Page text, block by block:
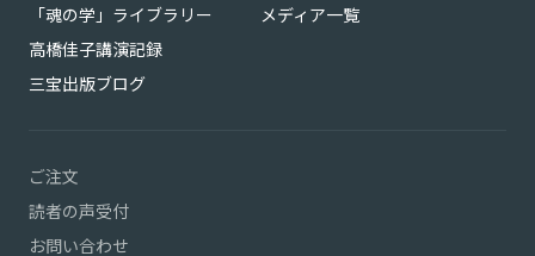
「魂の学」ライブラリー
高橋佳子講演記録
三宝出版ブログ
メディア一覧
ご注文
読者の声受付
お問い合わせ